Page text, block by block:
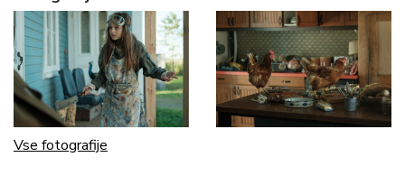
Vse fotografije